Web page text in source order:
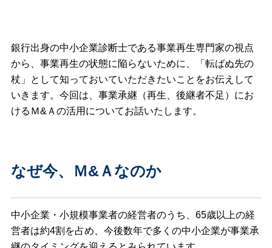
銀行出身の中小企業診断士である事業再生専門家の視点
から、事業再生の状態に陥らないために、「転ばぬ先の
杖」として知っておいていただきたいことをお伝えして
いきます。今回は、事業承継（再生、後継者不足）にお
けるＭ&Ａの活用についてお話いたします。
なぜ今、Ｍ&Ａなのか
中小企業・小規模事業者の経営者のうち、65歳以上の経
営者は約4割を占め、今後数年で多くの中小企業が事業承